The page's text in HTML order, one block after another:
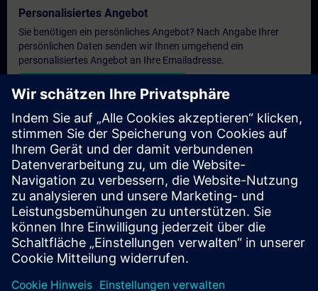
Personalisiertes Angebot
Sie benötigen ein persönliches Angebot? Nach Angabe Ihrer
persönlichen Daten senden wir Ihnen umgehend ein
personalisiertes Angebot an Ihre Emailadresse.
Persönliches Angebot zusenden
Anfrage Exklusivtraining
Haben Sie Bedarf an einem höheren Schulungsangebot und
brauchen ein exklusives Training – entweder vor Ort bei Ihnen,
virtuell oder in einem SITRAIN Trainingscenter? Nachdem Sie
uns Ihre persönlichen Daten und Ihren Trainingsbedarf
übermittelt haben, bekommen Sie von uns ein Angebot für eine
exklusive Schulung.
Exklusives Angebot anfragen